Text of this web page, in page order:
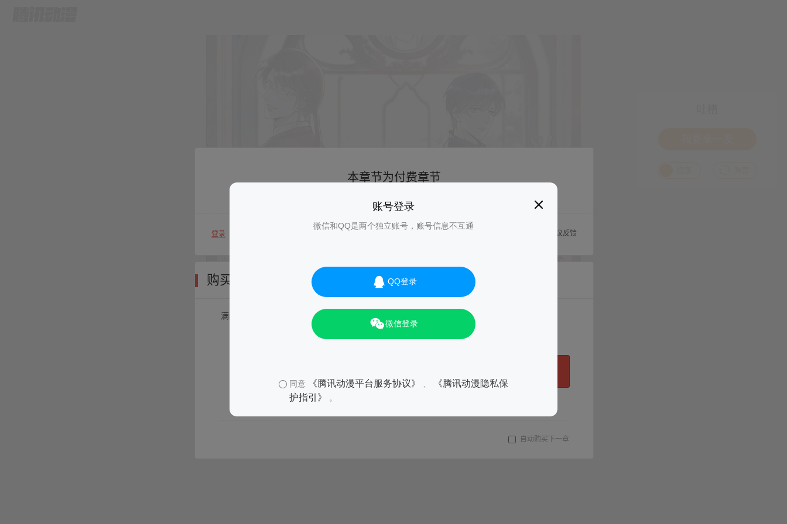
账号登录
微信和QQ是两个独立账号，账号信息不互通
QQ登录
微信登录
同意 《腾讯动漫平台服务协议》
《腾讯动漫隐私保
护指引》
。